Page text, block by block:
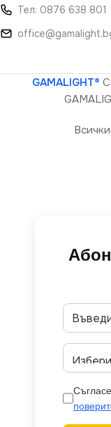
Тел: 0876 638 801
GAMALIGHT®